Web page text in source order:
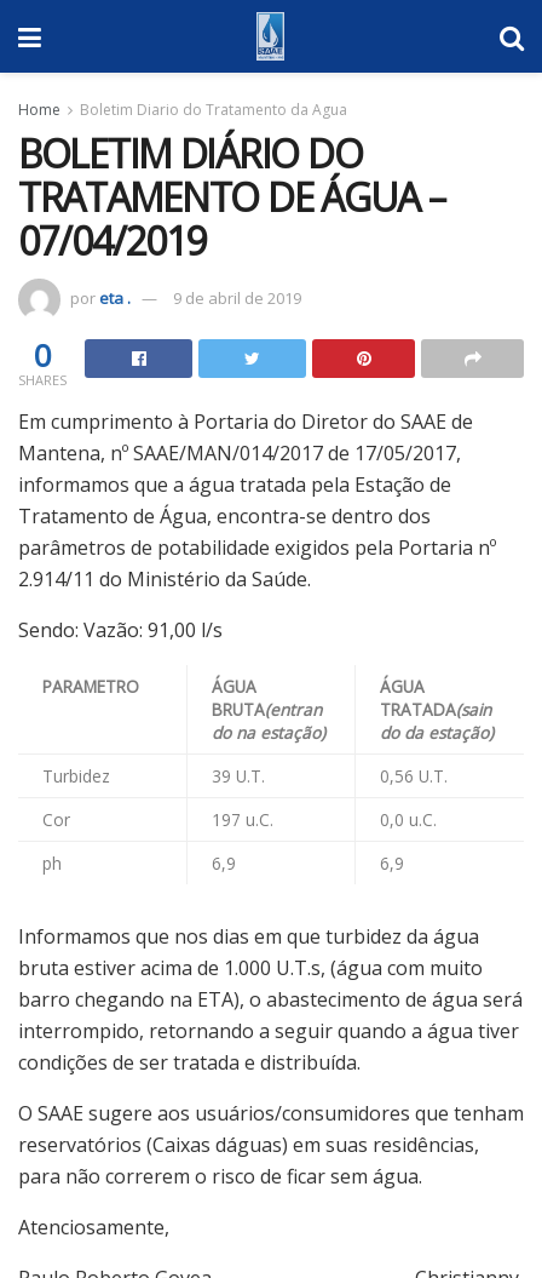
Home Boletim Diario do Tratamento da Agua
BOLETIM DIÁRIO DO
TRATAMENTO DE ÁGUA –
07/04/2019
poreta . 9 de abril de 2019
0
SHARES
Em cumprimento à Portaria do Diretor do SAAE de
Mantena, nº SAAE/MAN/014/2017 de 17/05/2017,
informamos que a água tratada pela Estação de
Tratamento de Água, encontra-se dentro dos
parâmetros de potabilidade exigidos pela Portaria nº
2.914/11 do Ministério da Saúde.
Sendo: Vazão: 91,00 l/s
PARAMETRO
ÁGUA
BRUTA(entran
do na estação)
ÁGUA
TRATADA(sain
do da estação)
Turbidez
39 U.T.
0,56 U.T.
Cor
197 u.C.
0,0 u.C.
ph
6,9 6,9
Informamos que nos dias em que turbidez da água
bruta estiver acima de 1.000 U.T.s, (água com muito
barro chegando na ETA), o abastecimento de água será
interrompido, retornando a seguir quando a água tiver
condições de ser tratada e distribuída.
O SAAE sugere aos usuários/consumidores que tenham
reservatórios (Caixas dáguas) em suas residências,
para não correrem o risco de ficar sem água.
Atenciosamente,